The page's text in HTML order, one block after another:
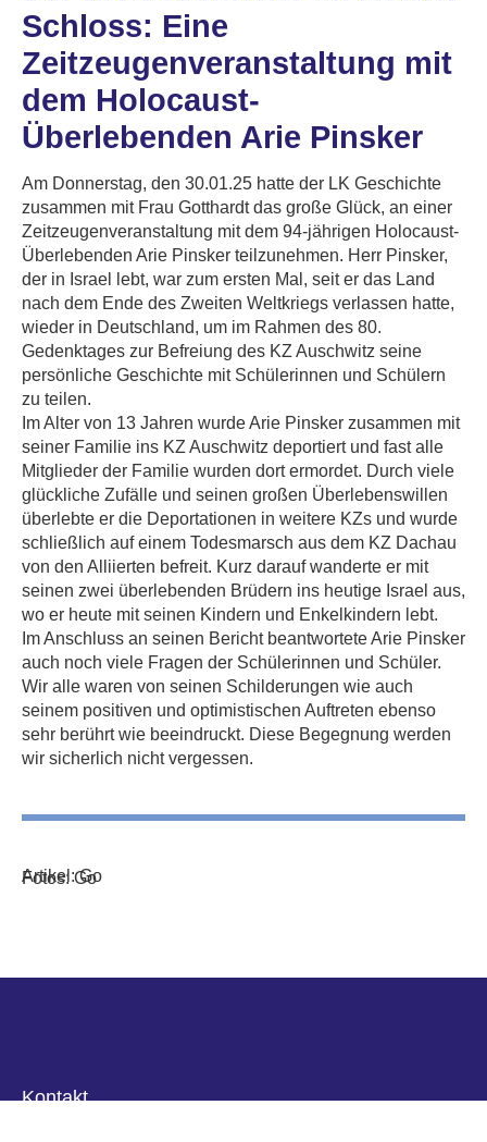
Schloss: Eine
Zeitzeugenveranstaltung mit
dem Holocaust-
Überlebenden Arie Pinsker
Am Donnerstag, den 30.01.25 hatte der LK Geschichte
zusammen mit Frau Gotthardt das große Glück, an einer
Zeitzeugenveranstaltung mit dem 94-jährigen Holocaust-
Überlebenden Arie Pinsker teilzunehmen. Herr Pinsker,
der in Israel lebt, war zum ersten Mal, seit er das Land
nach dem Ende des Zweiten Weltkriegs verlassen hatte,
wieder in Deutschland, um im Rahmen des 80.
Gedenktages zur Befreiung des KZ Auschwitz seine
persönliche Geschichte mit Schülerinnen und Schülern
zu teilen.
Im Alter von 13 Jahren wurde Arie Pinsker zusammen mit
seiner Familie ins KZ Auschwitz deportiert und fast alle
Mitglieder der Familie wurden dort ermordet. Durch viele
glückliche Zufälle und seinen großen Überlebenswillen
überlebte er die Deportationen in weitere KZs und wurde
schließlich auf einem Todesmarsch aus dem KZ Dachau
von den Alliierten befreit. Kurz darauf wanderte er mit
seinen zwei überlebenden Brüdern ins heutige Israel aus,
wo er heute mit seinen Kindern und Enkelkindern lebt.
Im Anschluss an seinen Bericht beantwortete Arie Pinsker
auch noch viele Fragen der Schülerinnen und Schüler.
Wir alle waren von seinen Schilderungen wie auch
seinem positiven und optimistischen Auftreten ebenso
sehr berührt wie beeindruckt. Diese Begegnung werden
wir sicherlich nicht vergessen.
Artikel: Go
Fotos: Go
Kontakt